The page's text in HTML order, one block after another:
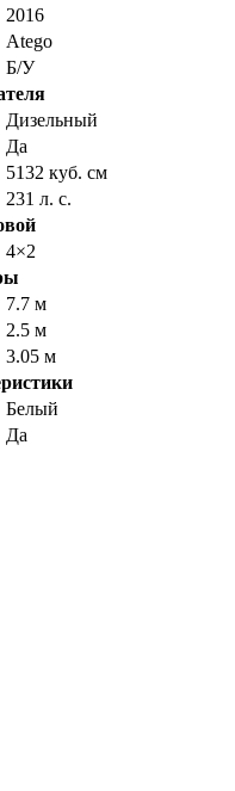
2016
Atego
Б/У
Дизельный
Да
5132 куб. см
231 л. с.
4×2
7.7 м
2.5 м
3.05 м
Белый
Да